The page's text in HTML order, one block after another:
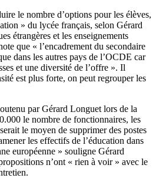
le nombre d’options pour les élèves,
» du lycée français, selon Gérard
étrangères et les enseignements
que « l’encadrement du secondaire
dans les autres pays de l’OCDE car
et une diversité de l’offre ». Il
est plus forte, on peut regrouper les
par Gérard Longuet lors de la
le nombre de fonctionnaires, les
le moyen de supprimer des postes
les effectifs de l’éducation dans
européenne » souligne Gérard
n’ont « rien à voir » avec le